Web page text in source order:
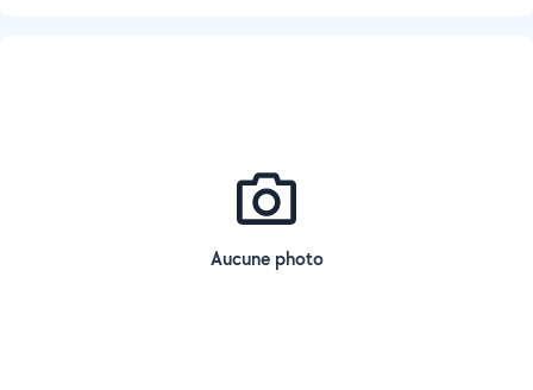
Aucune photo